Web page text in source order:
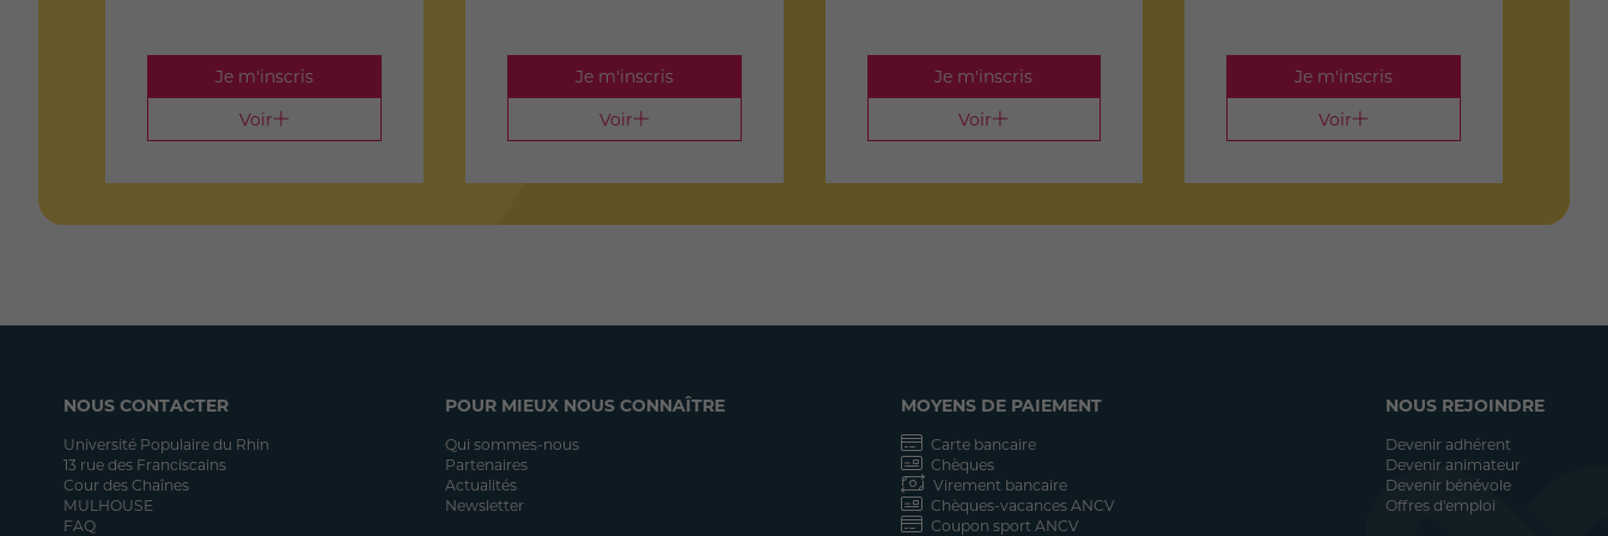
Je m'inscris
Voir
Je m'inscris
Voir
Je m'inscris
Voir
Je m'inscris
Voir
NOUS CONTACTER
Université Populaire du Rhin
13 rue des Franciscains
Cour des Chaînes
MULHOUSE
FAQ
POUR MIEUX NOUS CONNAÎTRE
Qui sommes-nous
Partenaires
Actualités
Newsletter
MOYENS DE PAIEMENT
Carte bancaire
Chèques
Virement bancaire
Chèques-vacances ANCV
Coupon sport ANCV
NOUS REJOINDRE
Devenir adhérent
Devenir animateur
Devenir bénévole
Offres d'emploi